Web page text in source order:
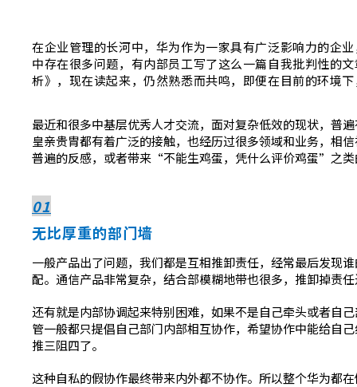
在企业管理的长河中，华为作为一家具有广泛影响力的企
中存在很多问题，有内部员工写了这么一篇自我批判性
析》，现在读起来，仍然熟悉而共鸣，即便在目前的环境
最近和很多中基层优秀人才交流，面对复杂低效的现状，普
皇亲贵胄都有着广泛的接触，也经历过很多领域和业务，相
普遍的反感，或者带来“不能生鸡蛋，凭什么评价鸡蛋”之类
01
无比厚重的部门墙
一般产品出了问题，我们都是互相推卸责任，经常最后发现
配。通信产品非常复杂，结合部模糊地带也很多，推卸掉责
还有就是内部协调起来特别困难，如果不是自己牵头或者自
管一般都只提倡自己部门内部相互协作，希望协作中能给自
推三阻四了。
这种自私的假协作最终带来内外都不协作。所以整个华为都